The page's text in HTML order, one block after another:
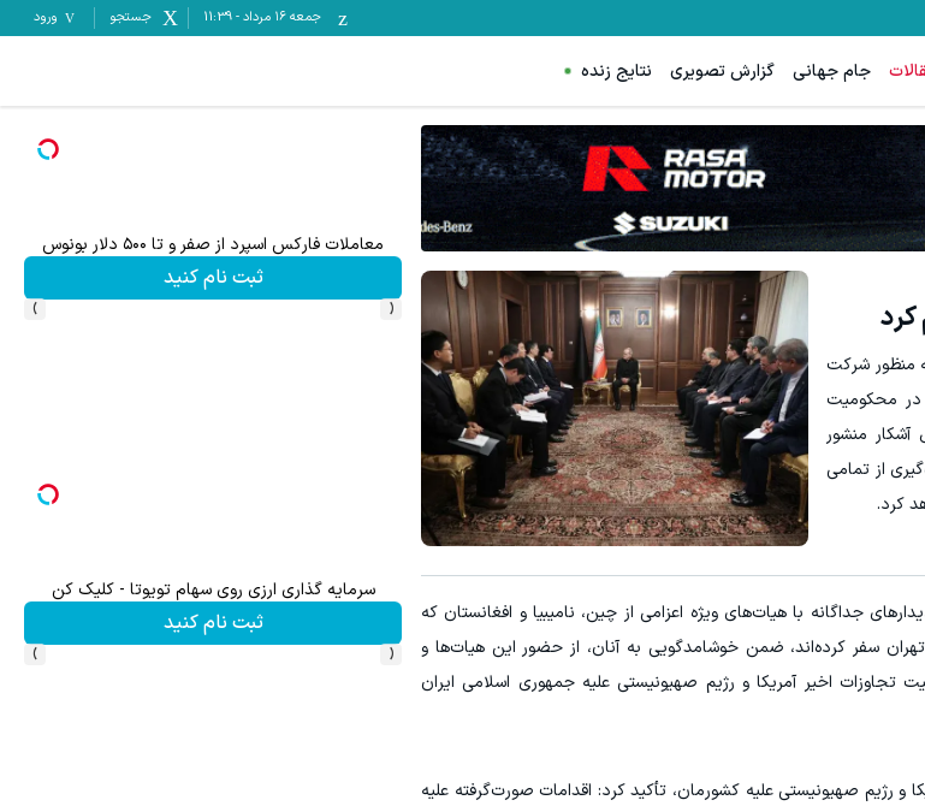
جمعه ۱۶ مرداد -
11:39 جستجو ورود
جام جهانی گزارش تصویری نتایج زنده
کرد
منظور شرکت
در محکومیت
آشکار منشور
از تمامی
کرد.
جداگانه با هیات‌های ویژه اعزامی از چین، نامیبیا و افغانستان که
سفر کرده‌اند، ضمن خوشامدگویی به آنان، از حضور این هیات‌ها و
اخیر آمریکا و رژیم صهیونیستی علیه جمهوری اسلامی ایران
و رژیم صهیونیستی علیه کشورمان، تأکید کرد: اقدامات صورت‌گرفته علیه
ترید EURUSD با اسپرد از صفر پیپ
ثبت نام کنید
میدونستی میتونی از بالا رفتن ارزش سهام گوگل
ثبت نام کنید
‹
›
ثبت نام کنید
میدونستی میتونی از بالا رفتن ارزش سهام گوگل
ثبت نام کنید
‹
›